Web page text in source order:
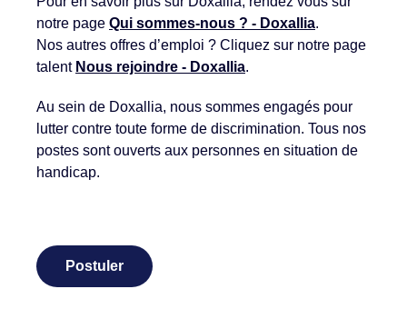
notre page Qui sommes-nous ? - Doxallia.
Nos autres offres d’emploi ? Cliquez sur notre page
talent Nous rejoindre - Doxallia.
Au sein de Doxallia, nous sommes engagés pour
lutter contre toute forme de discrimination. Tous nos
postes sont ouverts aux personnes en situation de
handicap.
Postuler